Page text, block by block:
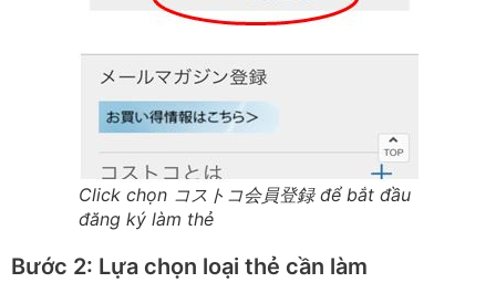
Click chọn コストコ会員登録 để bắt đầu
đăng ký làm thẻ
Bước 2: Lựa chọn loại thẻ cần làm